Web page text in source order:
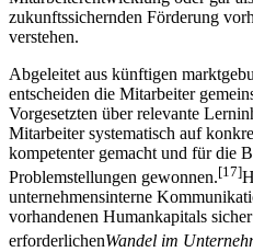
zukunftssichernden Förderung
verstehen.
Abgeleitet aus künftigen
entscheiden die Mitarbeiter
Vorgesetzten über relevante
Mitarbeiter systematisch auf
kompetenter gemacht und für die
Problemstellungen gewonnen.[17]
unternehmensinterne
vorhandenen Humankapitals
erforderlichenWandel im